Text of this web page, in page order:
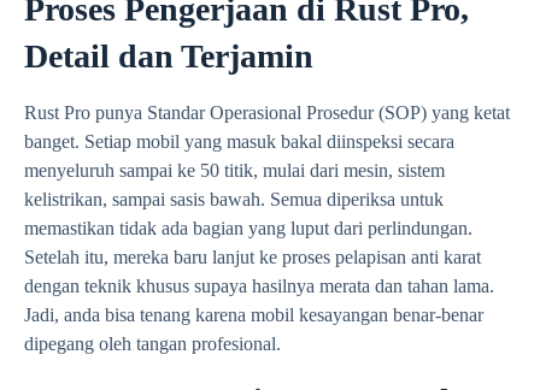
Proses Pengerjaan di Rust Pro,
Detail dan Terjamin
Rust Pro punya Standar Operasional Prosedur (SOP) yang ketat
banget. Setiap mobil yang masuk bakal diinspeksi secara
menyeluruh sampai ke 50 titik, mulai dari mesin, sistem
kelistrikan, sampai sasis bawah. Semua diperiksa untuk
memastikan tidak ada bagian yang luput dari perlindungan.
Setelah itu, mereka baru lanjut ke proses pelapisan anti karat
dengan teknik khusus supaya hasilnya merata dan tahan lama.
Jadi, anda bisa tenang karena mobil kesayangan benar-benar
dipegang oleh tangan profesional.